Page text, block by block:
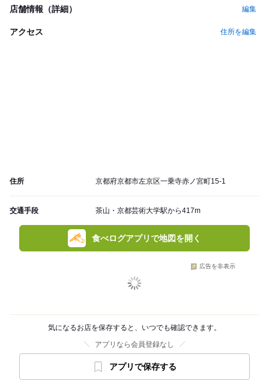
店舗情報（詳細） 編集
アクセス 住所を編集
住所 京都府京都市左京区一乗寺赤ノ宮町15-1
交通手段 茶山・京都芸術大学駅から417m
食べログアプリで地図を開く
広告を非表示
気になるお店を保存すると、いつでも確認できます。
アプリなら会員登録なし
アプリで保存する